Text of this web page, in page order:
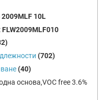
2009MLF 10L
FLW2009MLF010
(702)
(40)
основа,VOC free 3.6%